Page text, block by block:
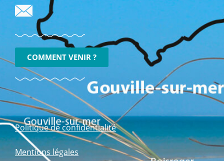
COMMENT VENIR ?
Politique de confidentialité
Mentions légales